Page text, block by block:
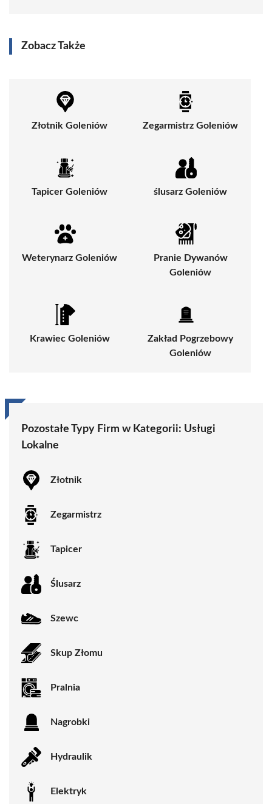
Zobacz Także
Złotnik Goleniów Zegarmistrz Goleniów
Tapicer Goleniów ślusarz Goleniów
Weterynarz Goleniów
Pranie Dywanów
Goleniów
Krawiec Goleniów
Zakład Pogrzebowy
Goleniów
Pozostałe Typy Firm w Kategorii: Usługi
Lokalne
Złotnik
Zegarmistrz
Tapicer
Ślusarz
Szewc
Skup Złomu
Pralnia
Nagrobki
Hydraulik
Elektryk